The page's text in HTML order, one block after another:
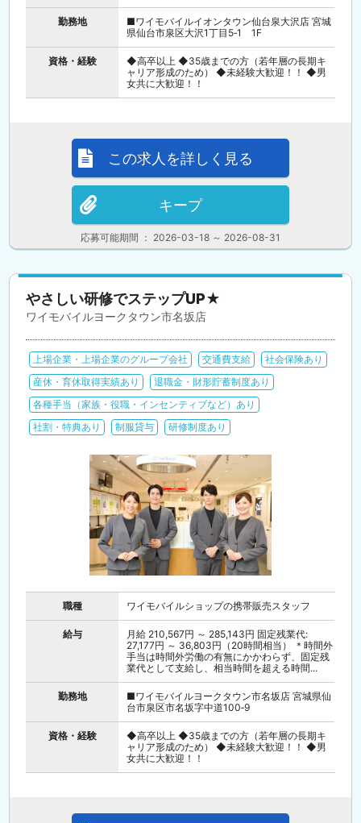
勤務地
■ワイモバイルイオンタウン仙台泉大沢店 宮城
県仙台市泉区大沢1丁目5‐1 1F
資格・経験
◆高卒以上 ◆35歳までの方（若年層の長期キ
ャリア形成のため） ◆未経験大歓迎！！ ◆男
女共に大歓迎！！
応募可能期間 ： 2026-03-18 ～ 2026-08-31
この求人を詳しく見る
キープ
やさしい研修でステップUP★
ワイモバイルヨークタウン市名坂店
上場企業・上場企業のグループ会社 交通費支給
社会保険あり
産休・育休取得実績あり
退職金・財形貯蓄制度あり
各種手当（家族・役職・インセンティブなど）あり
社割・特典あり
制服貸与 研修制度あり
職種 ワイモバイルショップの携帯販売スタッフ
給与
月給 210,567円 ～ 285,143円 固定残業代:
27,177円 ～ 36,803円（20時間相当） ＊時間外
手当は時間外労働の有無にかかわらず、固定残
業代として支給し、相当時間を超える時間...
勤務地
■ワイモバイルヨークタウン市名坂店 宮城県仙
台市泉区市名坂字中道100‐9
資格・経験
◆高卒以上 ◆35歳までの方（若年層の長期キ
ャリア形成のため） ◆未経験大歓迎！！ ◆男
女共に大歓迎！！